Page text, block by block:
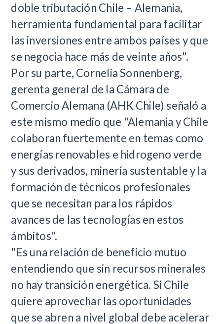
doble tributación Chile – Alemania,
herramienta fundamental para facilitar
las inversiones entre ambos países y que
se negocia hace más de veinte años".
Por su parte, Cornelia Sonnenberg,
gerenta general de la Cámara de
Comercio Alemana (AHK Chile) señaló a
este mismo medio que "Alemania y Chile
colaboran fuertemente en temas como
energías renovables e hidrogeno verde
y sus derivados, minería sustentable y la
formación de técnicos profesionales
que se necesitan para los rápidos
avances de las tecnologías en estos
ámbitos".
"Es una relación de beneficio mutuo
entendiendo que sin recursos minerales
no hay transición energética. Si Chile
quiere aprovechar las oportunidades
que se abren a nivel global debe acelerar